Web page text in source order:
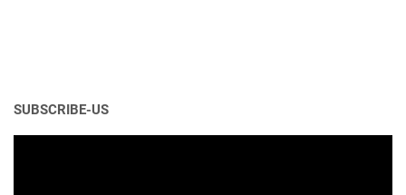
SUBSCRIBE-US